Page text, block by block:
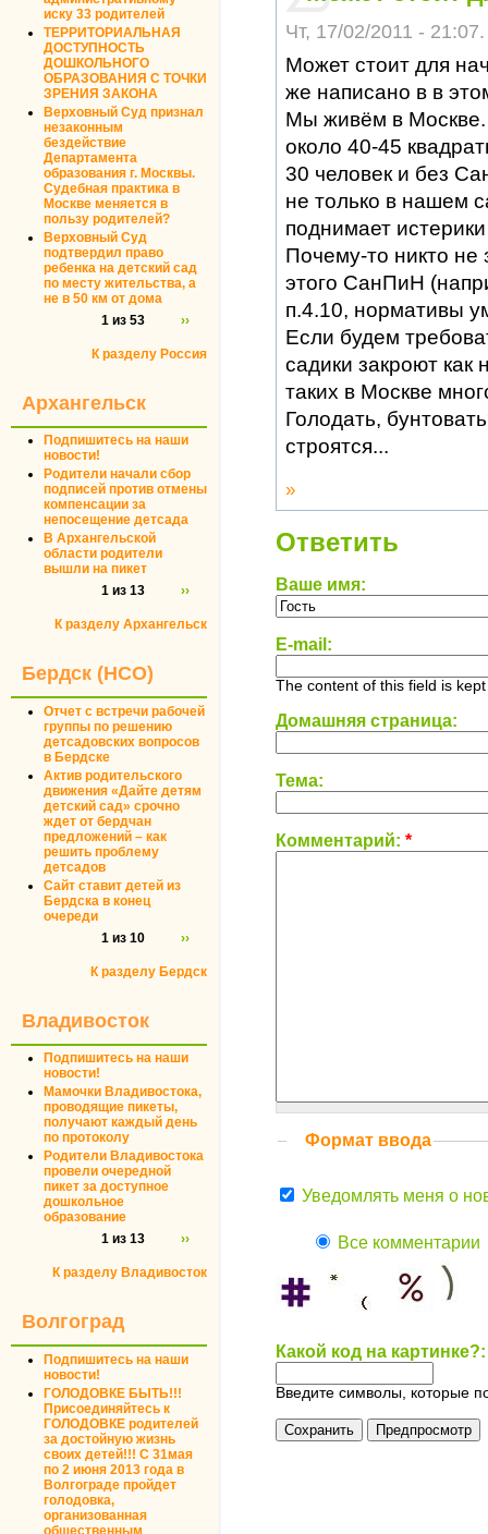
иску 33 родителей
ТЕРРИТОРИАЛЬНАЯ
ДОСТУПНОСТЬ
ДОШКОЛЬНОГО
ОБРАЗОВАНИЯ С ТОЧКИ
ЗРЕНИЯ ЗАКОНА
Верховный Суд признал
незаконным
бездействие
Департамента
образования г. Москвы.
Судебная практика в
Москве меняется в
пользу родителей?
Верховный Суд
подтвердил право
ребенка на детский сад
по месту жительства, а
не в 50 км от дома
1 из 53
››
К разделу Россия
Архангельск
Подпишитесь на наши
новости!
Родители начали сбор
подписей против отмены
компенсации за
непосещение детсада
В Архангельской
области родители
вышли на пикет
1 из 13
››
К разделу Архангельск
Бердск (НСО)
Отчет с встречи рабочей
группы по решению
детсадовских вопросов
в Бердске
Актив родительского
движения «Дайте детям
детский сад» срочно
ждет от бердчан
предложений – как
решить проблему
детсадов
Сайт ставит детей из
Бердска в конец
очереди
1 из 10
››
К разделу Бердск
Владивосток
Подпишитесь на наши
новости!
Мамочки Владивостока,
проводящие пикеты,
получают каждый день
по протоколу
Родители Владивостока
провели очередной
пикет за доступное
дошкольное
образование
1 из 13
››
К разделу Владивосток
Волгоград
Подпишитесь на наши
новости!
ГОЛОДОВКЕ БЫТЬ!!!
Присоединяйтесь к
ГОЛОДОВКЕ родителей
за достойную жизнь
своих детей!!! С 31мая
по 2 июня 2013 года в
Волгограде пройдет
голодовка,
организованная
общественным
Чт, 17/02/2011 - 21:07.
Может стоит для
же написано в в
Мы живём в Москве.
около 40-45
30 человек и без
не только в нашем
поднимает
Почему-то никто не
этого СанПиН
п.4.10, нормативы
Если будем
садики закроют
таких в Москве
Голодать,
строятся...
»
Ответить
Ваше имя:
E-mail:
The content of this field is
Домашняя страница:
Тема:
Комментарий: *
Формат ввода
Уведомлять меня о
Все комментарии
Какой код на
Введите символы, которые